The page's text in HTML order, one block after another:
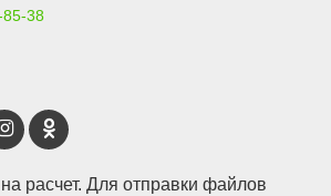
38
расчет. Для отправки файлов